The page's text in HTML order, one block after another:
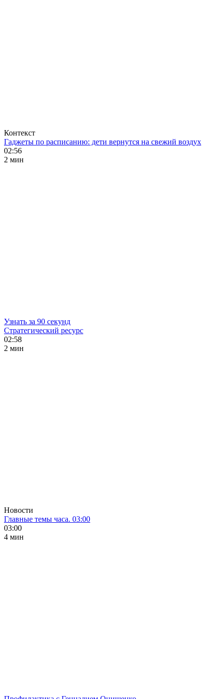
Контекст
Гаджеты по расписанию: дети вернутся на свежий воздух
02:56
2 мин
Узнать за 90 секунд
Стратегический ресурс
02:58
2 мин
Новости
Главные темы часа. 03:00
03:00
4 мин